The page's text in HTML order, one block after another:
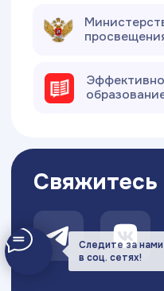
Следите за нами
в соц. сетях!